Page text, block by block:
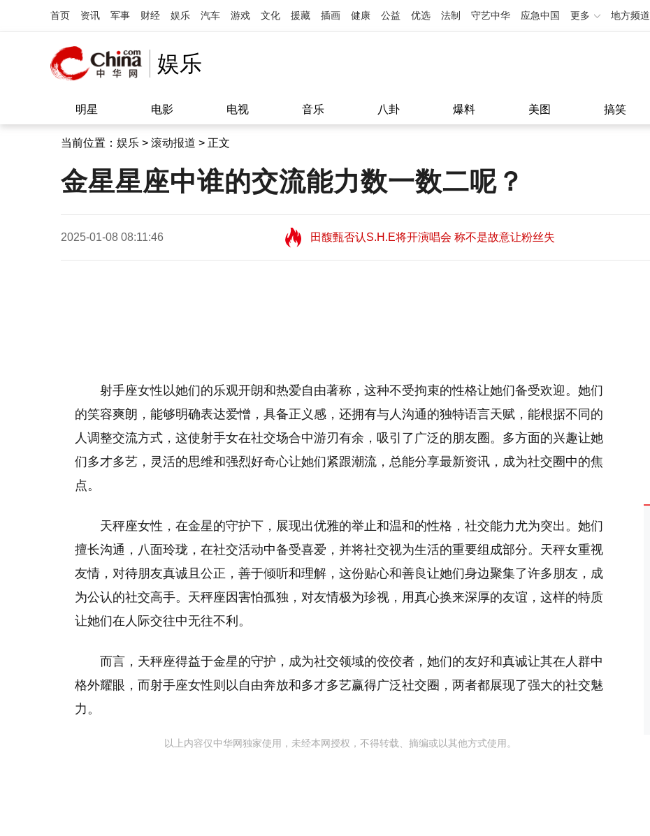
首页 资讯 军事 财经 娱乐 汽车 游戏 文化 援藏 插画 健康 公益 优选 法制 守艺中华 应急中国 更多 地方频道
娱乐
明星 电影 电视 音乐 八卦 爆料 美图 搞笑
当前位置： 娱乐 > 滚动报道 > 正文
金星星座中谁的交流能力数一数二呢？
2025-01-08 08:11:46
田馥甄否认S.H.E将开演唱会 称不是故意让粉丝失
望11:08
田馥甄否认S.H.E将开演唱会 称不是故意让粉丝失
射手座女性以她们的乐观开朗和热爱自由著称，这种不受拘束的性格让她们备受欢迎。她们
的笑容爽朗，能够明确表达爱憎，具备正义感，还拥有与人沟通的独特语言天赋，能根据不同的
人调整交流方式，这使射手女在社交场合中游刃有余，吸引了广泛的朋友圈。多方面的兴趣让她
们多才多艺，灵活的思维和强烈好奇心让她们紧跟潮流，总能分享最新资讯，成为社交圈中的焦
点。
天秤座女性，在金星的守护下，展现出优雅的举止和温和的性格，社交能力尤为突出。她们
擅长沟通，八面玲珑，在社交活动中备受喜爱，并将社交视为生活的重要组成部分。天秤女重视
友情，对待朋友真诚且公正，善于倾听和理解，这份贴心和善良让她们身边聚集了许多朋友，成
为公认的社交高手。天秤座因害怕孤独，对友情极为珍视，用真心换来深厚的友谊，这样的特质
让她们在人际交往中无往不利。
而言，天秤座得益于金星的守护，成为社交领域的佼佼者，她们的友好和真诚让其在人群中
格外耀眼，而射手座女性则以自由奔放和多才多艺赢得广泛社交圈，两者都展现了强大的社交魅
力。
以上内容仅中华网独家使用，未经本网授权，不得转载、摘编或以其他方式使用。